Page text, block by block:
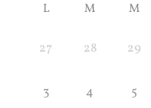
L M M
27 28 29
3 4 5